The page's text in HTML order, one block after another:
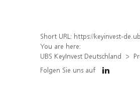
Short URL: https://keyinvest-de.ubs.com/produkt/detail/
You are here:
UBS KeyInvest Deutschland
Folgen Sie uns auf